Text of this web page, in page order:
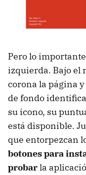
Pero lo
izquierda. Bajo el
corona la página
de fondo
su icono, su
está disponible.
que entorpezcan
botones para
probarla